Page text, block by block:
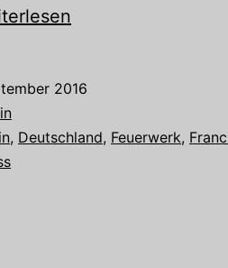
2016
, Deutschland, Feuerwerk,